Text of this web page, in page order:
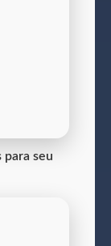
para seu